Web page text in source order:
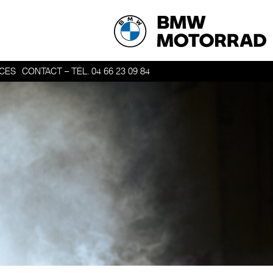
CONTACT – TÉL. 04 66 23 09 84